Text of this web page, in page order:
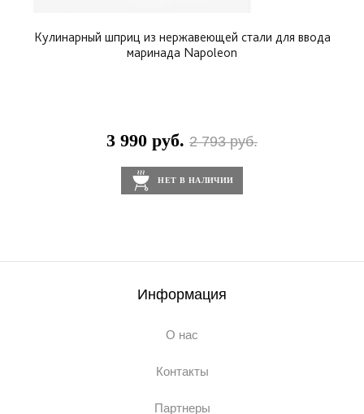
Кулинарный шприц из нержавеющей стали для ввода
маринада Napoleon
3 990 руб. 2 793 руб.
НЕТ В НАЛИЧИИ
Информация
О нас
Контакты
Партнеры